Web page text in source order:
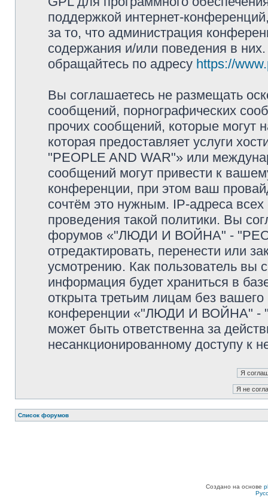
поддержкой интернет-
за то, что администрация
содержания и/или поведения в
обращайтесь по адресу https://
Вы соглашаетесь не размещать
сообщений, порнографических
прочих сообщений, которые могут
которая предоставляет услуги
"PEOPLE AND WAR"» или
сообщений могут привести к
конференции, при этом ваш
сочтём это нужным. IP-адреса
проведения такой политики. Вы
форумов «"ЛЮДИ И ВОЙНА" -
отредактировать, перенести или
усмотрению. Как пользователь вы
информация будет храниться в
открыта третьим лицам без
конференции «"ЛЮДИ И ВОЙНА" -
может быть ответственна за
несанкционированному доступу к
Список форумов
Создано на основе